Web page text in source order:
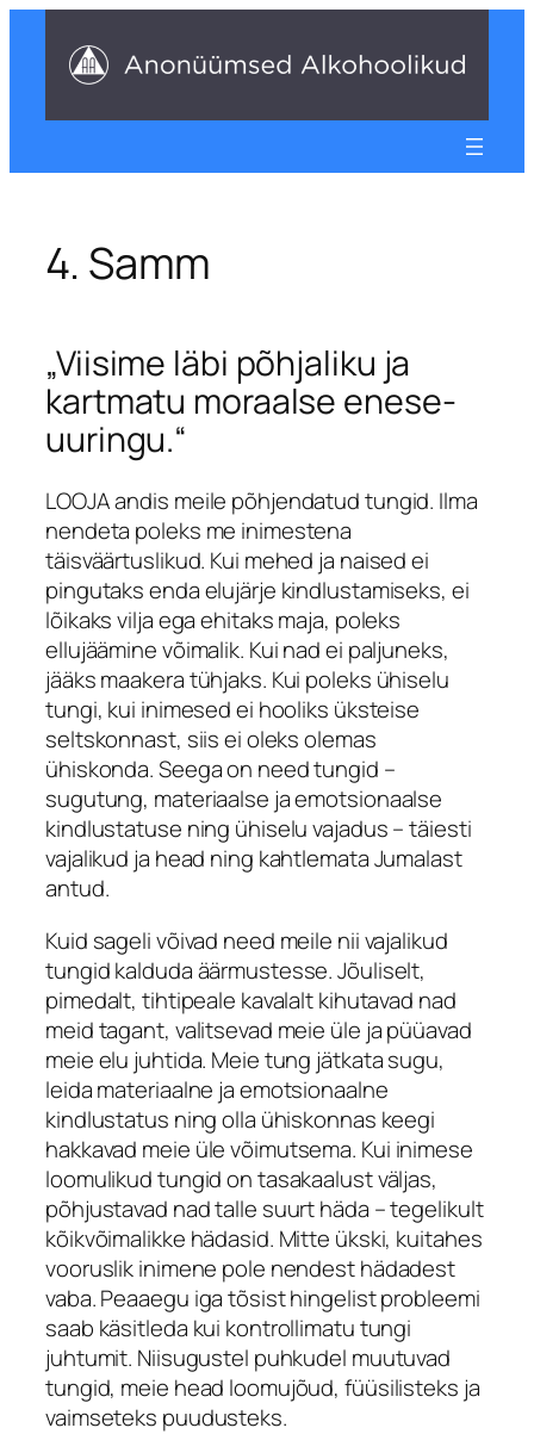
juurde
4. Samm
„Viisime läbi põhjaliku ja
kartmatu moraalse enese-
uuringu.“
LOOJA andis meile põhjendatud tungid. Ilma
nendeta poleks me inimestena
täisväärtuslikud. Kui mehed ja naised ei
pingutaks enda elujärje kindlustamiseks, ei
lõikaks vilja ega ehitaks maja, poleks
ellujäämine võimalik. Kui nad ei paljuneks,
jääks maakera tühjaks. Kui poleks ühiselu
tungi, kui inimesed ei hooliks üksteise
seltskonnast, siis ei oleks olemas
ühiskonda. Seega on need tungid –
sugutung, materiaalse ja emotsionaalse
kindlustatuse ning ühiselu vajadus – täiesti
vajalikud ja head ning kahtlemata Jumalast
antud.
Kuid sageli võivad need meile nii vajalikud
tungid kalduda äärmustesse. Jõuliselt,
pimedalt, tihtipeale kavalalt kihutavad nad
meid tagant, valitsevad meie üle ja püüavad
meie elu juhtida. Meie tung jätkata sugu,
leida materiaalne ja emotsionaalne
kindlustatus ning olla ühiskonnas keegi
hakkavad meie üle võimutsema. Kui inimese
loomulikud tungid on tasakaalust väljas,
põhjustavad nad talle suurt häda – tegelikult
kõikvõimalikke hädasid. Mitte ükski, kuitahes
vooruslik inimene pole nendest hädadest
vaba. Peaaegu iga tõsist hingelist probleemi
saab käsitleda kui kontrollimatu tungi
juhtumit. Niisugustel puhkudel muutuvad
tungid, meie head loomujõud, füüsilisteks ja
vaimseteks puudusteks.